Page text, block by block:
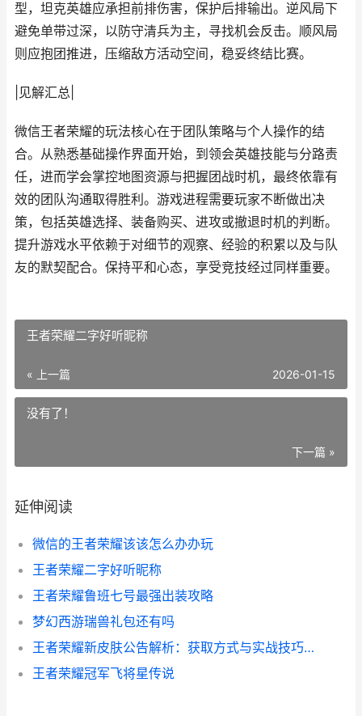
型，坦克英雄应承担前排伤害，保护后排输出。逆风局下
避免单带过深，以防守清兵为主，寻找机会反击。顺风局
则应抱团推进，压缩敌方活动空间，稳妥终结比赛。
|见解汇总|
微信王者荣耀的玩法核心在于团队策略与个人操作的结
合。从熟悉基础操作界面开始，到领会英雄技能与分路责
任，进而学会掌控地图资源与把握团战时机，最终依靠有
效的团队沟通取得胜利。游戏进程需要玩家不断做出决
策，包括英雄选择、装备购买、进攻或撤退时机的判断。
提升游戏水平依赖于对细节的观察、经验的积累以及与队
友的默契配合。保持平和心态，享受竞技经过同样重要。
王者荣耀二字好听昵称
« 上一篇 2026-01-15
没有了！
下一篇 »
延伸阅读
微信的王者荣耀该该怎么办办玩
王者荣耀二字好听昵称
王者荣耀鲁班七号最强出装攻略
梦幻西游瑞兽礼包还有吗
王者荣耀新皮肤公告解析：获取方式与实战技巧全攻略
王者荣耀冠军飞将星传说